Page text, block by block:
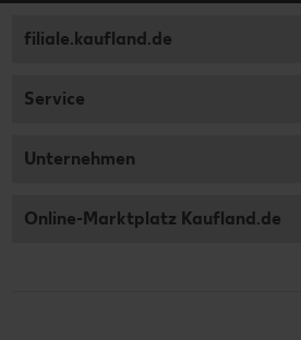
filiale.kaufland.de
Service
Unternehmen
Online-Marktplatz Kaufland.de